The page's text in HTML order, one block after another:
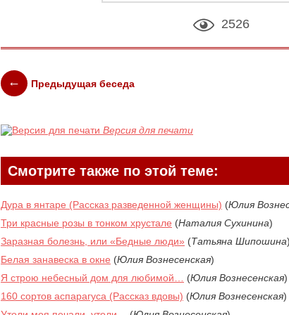
2526
Предыдущая беседа
Версия для печати
Смотрите также по этой теме:
Дура в янтаре (Рассказ разведенной женщины) (Юлия
Три красные розы в тонком хрустале (Наталия Сухинина)
Заразная болезнь, или «Бедные люди» (Татьяна Шипошина)
Белая занавеска в окне (Юлия Вознесенская)
Я строю небесный дом для любимой… (Юлия Вознесенская)
160 сортов аспарагуса (Рассказ вдовы) (Юлия Вознесенская)